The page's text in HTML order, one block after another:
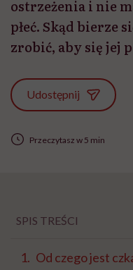
ostrzeżenia i nie
płeć. Skąd bierze
zrobić, aby się jej
Udostępnij
Przeczytasz w 5 min
SPIS TREŚCI
Od czego jest